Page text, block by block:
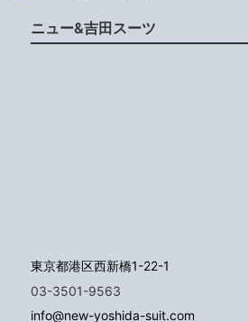
ニュー&吉田スーツ
東京都港区西新橋1-22-1
03-3501-9563
info@new-yoshida-suit.com